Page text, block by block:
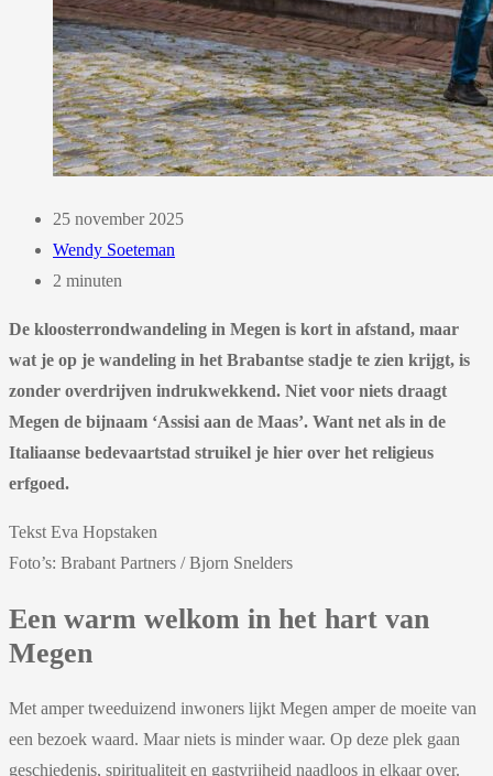
25 november 2025
Wendy Soeteman
2 minuten
De kloosterrondwandeling in Megen is kort in afstand, maar
wat je op je wandeling in het Brabantse stadje te zien krijgt, is
zonder overdrijven indrukwekkend. Niet voor niets draagt
Megen de bijnaam ‘Assisi aan de Maas’. Want net als in de
Italiaanse bedevaartstad struikel je hier over het religieus
erfgoed.
Tekst Eva Hopstaken
Foto’s: Brabant Partners / Bjorn Snelders
Een warm welkom in het hart van
Megen
Met amper tweeduizend inwoners lijkt Megen amper de moeite van
een bezoek waard. Maar niets is minder waar. Op deze plek gaan
geschiedenis, spiritualiteit en gastvrijheid naadloos in elkaar over.